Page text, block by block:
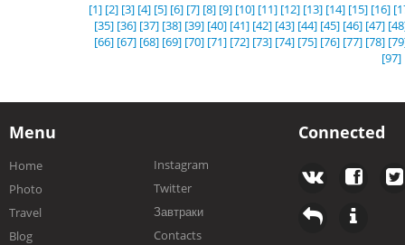
[1] [2] [3] [4] [5] [6] [7] [8] [9] [10] [11] [12] [13] [14] [15] [16]
[35] [36] [37] [38] [39] [40] [41] [42] [43] [44] [45] [46] [47]
[66] [67] [68] [69] [70] [71] [72] [73] [74] [75] [76] [77] [78]
[97]
Menu
Home
Photo
Travel
Blog
Instagram
Twitter
Завтраки
Contacts
Connected